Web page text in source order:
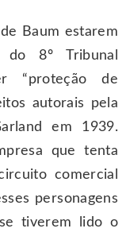
Baum estarem
8º Tribunal
“proteção de
autorais pela
em 1939.
que tenta
comercial
personagens
tiverem lido o